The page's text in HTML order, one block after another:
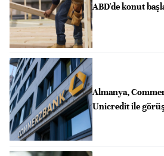
ABD'de konut
Almanya,
Unicredit ile